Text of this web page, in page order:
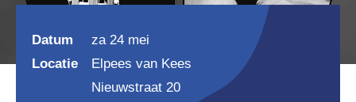
Datum
za 24 mei
Locatie
Elpees van Kees
Nieuwstraat 20